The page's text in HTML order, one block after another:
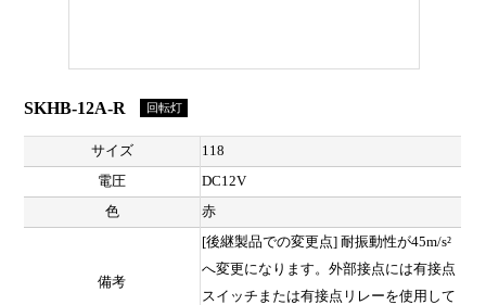
SKHB-12A-R 回転灯
サイズ
118
電圧
DC12V
色
赤
備考
[後継製品での変更点] 耐振動性が45m/s²
へ変更になります。外部接点には有接点
スイッチまたは有接点リレーを使用して